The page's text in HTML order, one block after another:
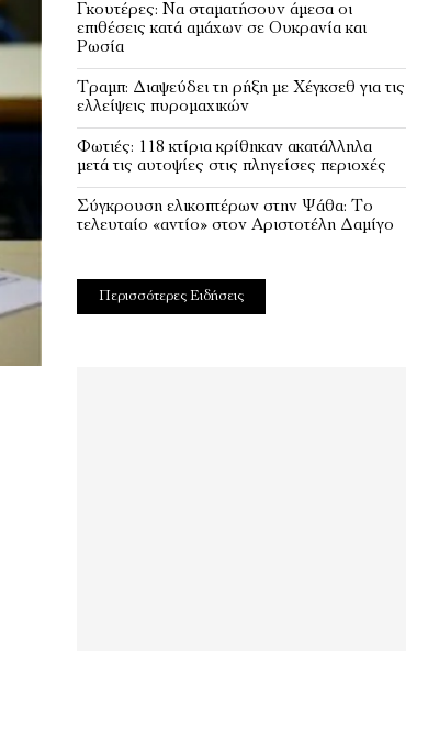
Γκουτέρες: Να σταματήσουν άμεσα οι
επιθέσεις κατά αμάχων σε Ουκρανία και
Ρωσία
Τραμπ: Διαψεύδει τη ρήξη με Χέγκσεθ για τις
ελλείψεις πυρομαχικών
Φωτιές: 118 κτίρια κρίθηκαν ακατάλληλα
μετά τις αυτοψίες στις πληγείσες περιοχές
Σύγκρουση ελικοπτέρων στην Ψάθα: Tο
τελευταίο «αντίο» στον Αριστοτέλη Δαμίγο
Περισσότερες Ειδήσεις